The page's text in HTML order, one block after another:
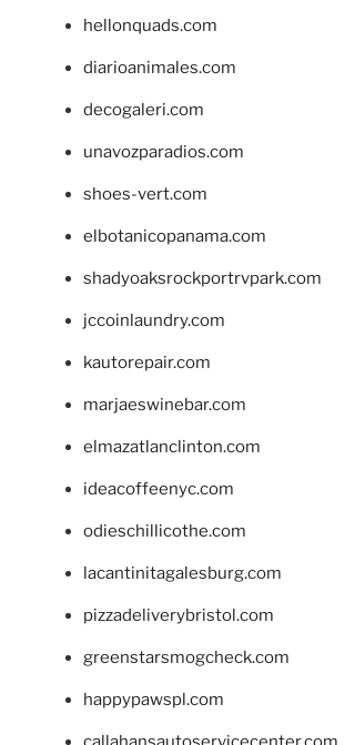
hellonquads.com
diarioanimales.com
decogaleri.com
unavozparadios.com
shoes-vert.com
elbotanicopanama.com
shadyoaksrockportrvpark.com
jccoinlaundry.com
kautorepair.com
marjaeswinebar.com
elmazatlanclinton.com
ideacoffeenyc.com
odieschillicothe.com
lacantinitagalesburg.com
pizzadeliverybristol.com
greenstarsmogcheck.com
happypawspl.com